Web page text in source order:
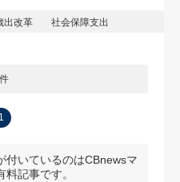
出改革 社会保障支出
1
付いているのはCBnewsマ
記事です。